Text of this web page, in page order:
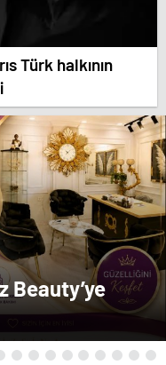
Türk halkının
Beauty’ye